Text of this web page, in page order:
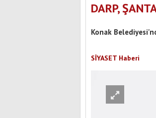
DARP,
Konak
SİYASET Haberi